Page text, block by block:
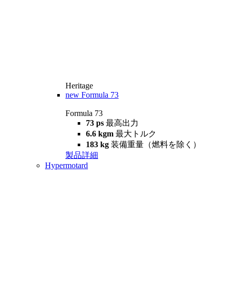
Heritage
new Formula 73
Formula 73
73 ps 最高出力
6.6 kgm 最大トルク
183 kg 装備重量（燃料を除く）
製品詳細
Hypermotard